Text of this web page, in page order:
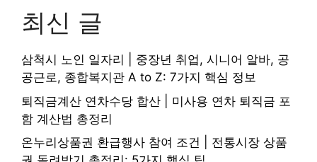
최신 글
삼척시 노인 일자리 | 중장년 취업, 시니어 알바, 공
공근로, 종합복지관 A to Z: 7가지 핵심 정보
퇴직금계산 연차수당 합산 | 미사용 연차 퇴직금 포
함 계산법 총정리
온누리상품권 환급행사 참여 조건 | 전통시장 상품